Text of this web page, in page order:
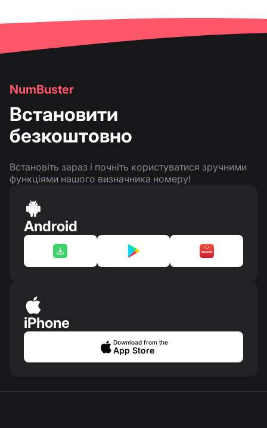
NumBuster
Встановити
безкоштовно
Встановіть зараз і почніть користуватися зручними
функціями нашого визначника номеру!
Android
iPhone
Download from the
App Store